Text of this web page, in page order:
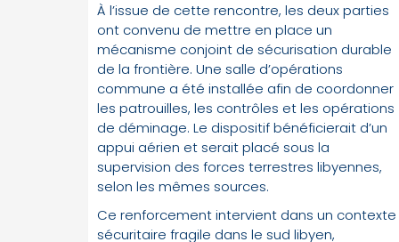
À l’issue de cette rencontre, les deux parties
ont convenu de mettre en place un
mécanisme conjoint de sécurisation durable
de la frontière. Une salle d’opérations
commune a été installée afin de coordonner
les patrouilles, les contrôles et les opérations
de déminage. Le dispositif bénéficierait d’un
appui aérien et serait placé sous la
supervision des forces terrestres libyennes,
selon les mêmes sources.
Ce renforcement intervient dans un contexte
sécuritaire fragile dans le sud libyen,